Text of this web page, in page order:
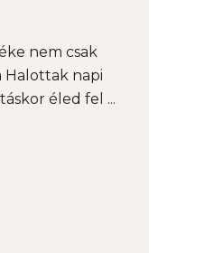
nem csak
Halottak napi
éled fel ...